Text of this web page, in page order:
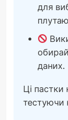
для
даних.
Ці
тестуючи